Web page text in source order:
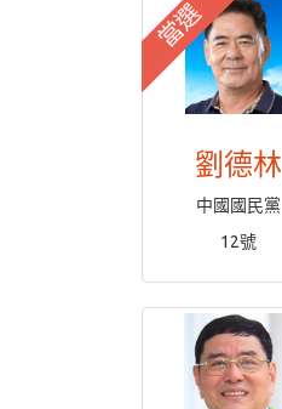
當選
劉德林
中國國民黨
12號